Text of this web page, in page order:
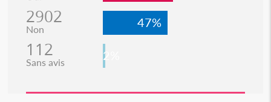
2902
Non 47%
112
Sans avis 2%